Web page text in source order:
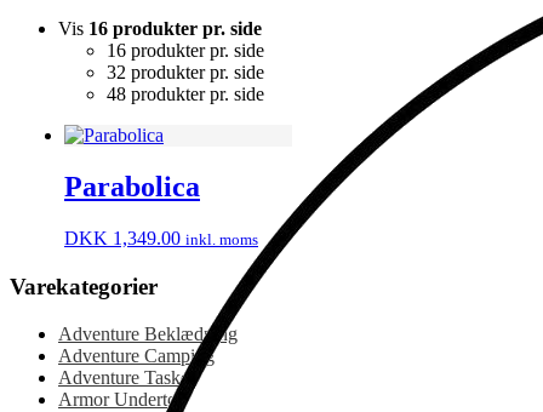
Vis 16 produkter pr. side
16 produkter pr. side
32 produkter pr. side
48 produkter pr. side
Parabolica
DKK 1,349.00 inkl. moms
Varekategorier
Adventure Beklædning
Adventure Camping
Adventure Tasker
Armor Undertøj